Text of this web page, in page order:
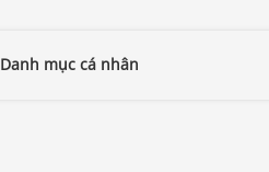
Danh mục cá nhân